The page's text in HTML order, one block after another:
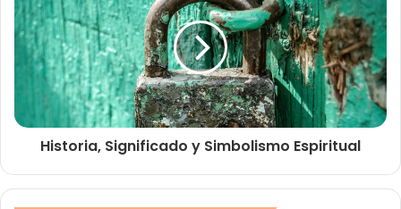
Historia, Significado y Simbolismo Espiritual